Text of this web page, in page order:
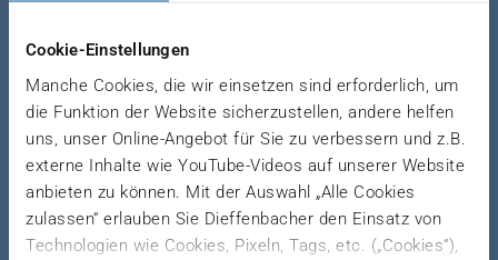
Cookie-Einstellungen
Manche Cookies, die wir einsetzen sind erforderlich, um
die Funktion der Website sicherzustellen, andere helfen
uns, unser Online-Angebot für Sie zu verbessern und z.B.
externe Inhalte wie YouTube-Videos auf unserer Website
anbieten zu können. Mit der Auswahl „Alle Cookies
zulassen“ erlauben Sie Dieffenbacher den Einsatz von
Technologien wie Cookies, Pixeln, Tags, etc. („Cookies“),
Just a small selection of our projects is presented.
with us today.
References Composites